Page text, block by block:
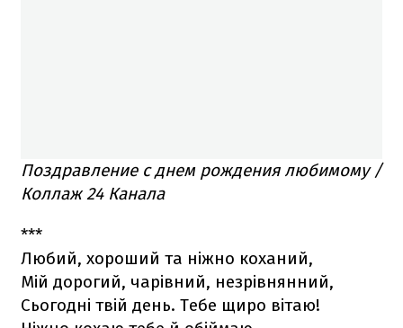
Поздравление с днем рождения любимому /
Коллаж 24 Канала
***
Любий, хороший та ніжно коханий,
Мій дорогий, чарівний, незрівнянний,
Сьогодні твій день. Тебе щиро вітаю!